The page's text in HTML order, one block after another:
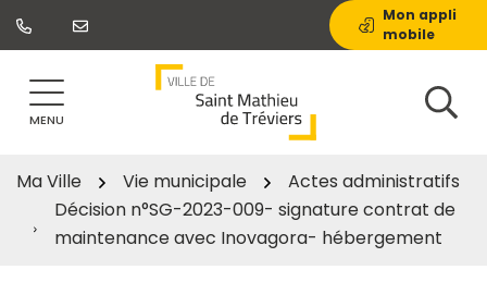
Aller
Mon appli
mobile
MENU
Ma Ville Vie municipale
Actes administratifs
Décision n°SG-2023-009- signature contrat de
maintenance avec Inovagora- hébergement